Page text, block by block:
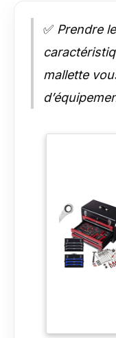
✅ Prendre
mallette